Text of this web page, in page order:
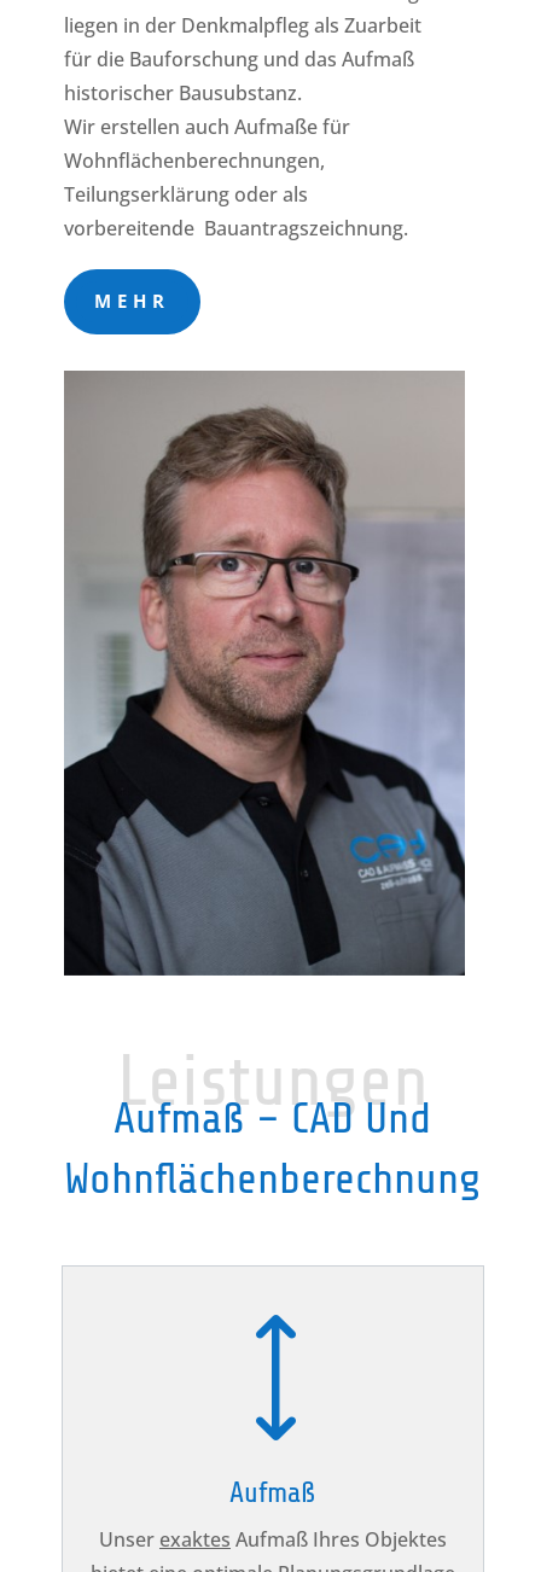
liegen in der Denkmalpfleg als Zuarbeit
für die Bauforschung und das Aufmaß
historischer Bausubstanz.
Wir erstellen auch Aufmaße für
Wohnflächenberechnungen,
Teilungserklärung oder als
vorbereitende Bauantragszeichnung.
MEHR
Leistungen
Aufmaß – CAD Und
Wohnflächenberechnung
)
Aufmaß
Unser exaktes Aufmaß Ihres Objektes